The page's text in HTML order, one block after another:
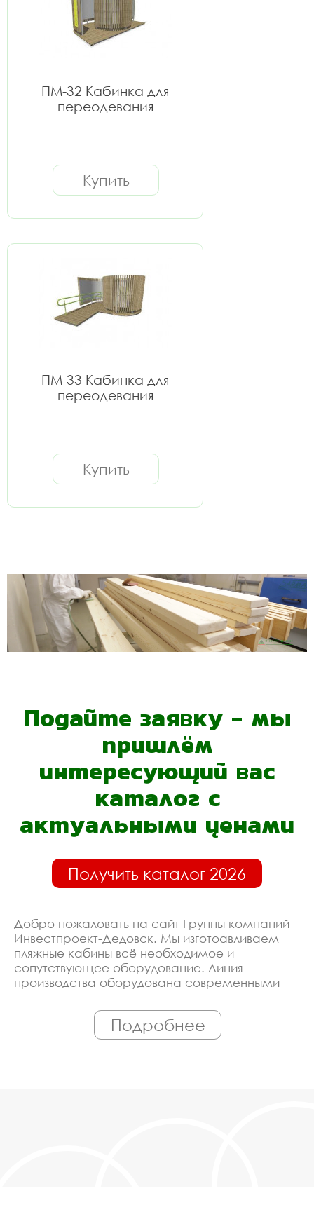
ПМ-32 Кабинка для
переодевания
Купить
ПМ-33 Кабинка для
переодевания
Купить
Подайте заявку - мы
пришлём
интересующий вас
каталог с
актуальными ценами
Получить каталог 2026
Добро пожаловать на сайт Группы компаний
Инвестпроект-Дедовск. Мы изготоавливаем
пляжные кабины всё необходимое и
сопутствующее оборудование. Линия
производства оборудована современными
квалифицированный персонал. Поэтому Вы
всегда можете рассчитывать на
исключительно высокую надёжность.
Подробнее